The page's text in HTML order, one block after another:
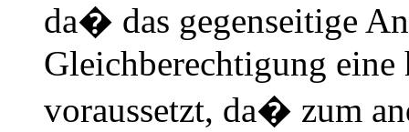
da� das gegenseitige
Gleichberechtigung
voraussetzt, da� zum